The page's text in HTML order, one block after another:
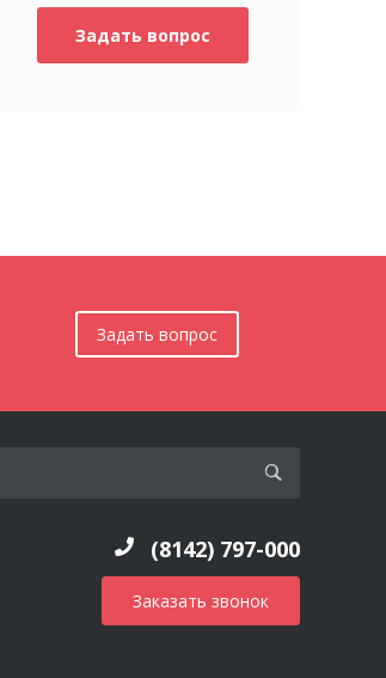
Задать вопрос
Задать вопрос
(8142) 797-000
Заказать звонок